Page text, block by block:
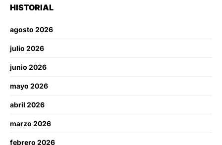
HISTORIAL
agosto 2026
julio 2026
junio 2026
mayo 2026
abril 2026
marzo 2026
febrero 2026